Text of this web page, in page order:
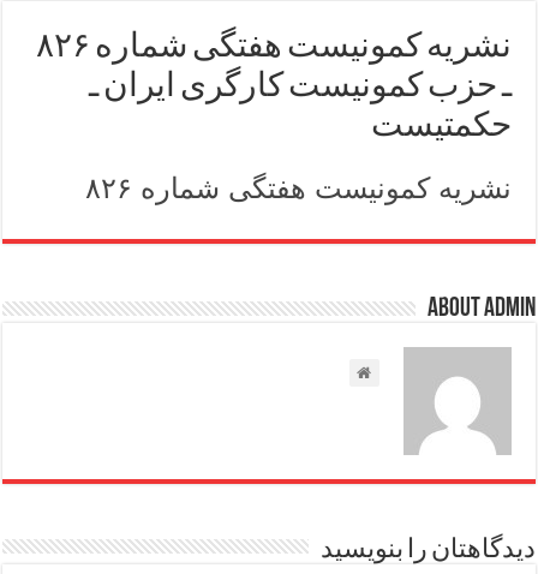
نشریه کمونیست هفتگی شماره ۸۲۶
ـ حزب کمونیست کارگری ایران ـ
حکمتیست
نشریه کمونیست هفتگی شماره ۸۲۶
About admin
دیدگاهتان را بنویسید